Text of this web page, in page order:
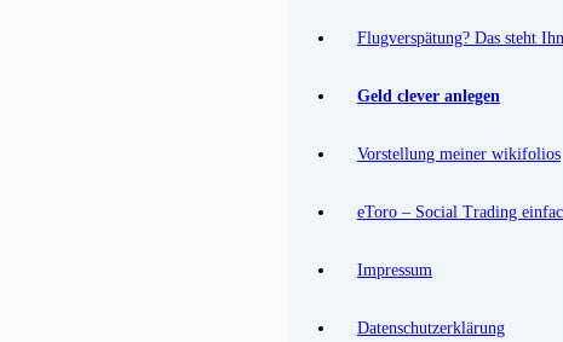
Flugverspätung? Das steht
Geld clever anlegen
Vorstellung meiner wikifolios
eToro – Social Trading
Impressum
Datenschutzerklärung